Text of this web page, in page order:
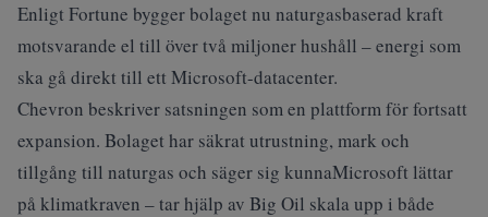
Enligt Fortune bygger bolaget nu naturgasbaserad kraft
motsvarande el till över två miljoner hushåll – energi som
ska gå direkt till ett Microsoft-datacenter.
Chevron beskriver satsningen som en plattform för fortsatt
expansion. Bolaget har säkrat utrustning, mark och
tillgång till naturgas och säger sig kunnaMicrosoft lättar
på klimatkraven – tar hjälp av Big Oil skala upp i både